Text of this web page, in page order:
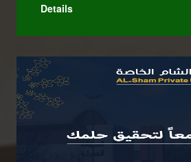
كليات Law
Details